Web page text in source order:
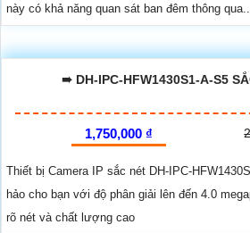
này có khả năng quan sát ban đêm thông
➠ DH-IPC-HFW1430S1-A-S5
1,750,000 ₫
Thiết bị Camera IP sắc nét DH-IPC-
hảo cho bạn với độ phân giải lên đến 4.0
rõ nét và chất lượng cao